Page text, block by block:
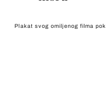
Plakat svog omiljenog filma